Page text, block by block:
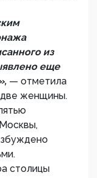
из
еще
— отметила
две женщины.
столицы